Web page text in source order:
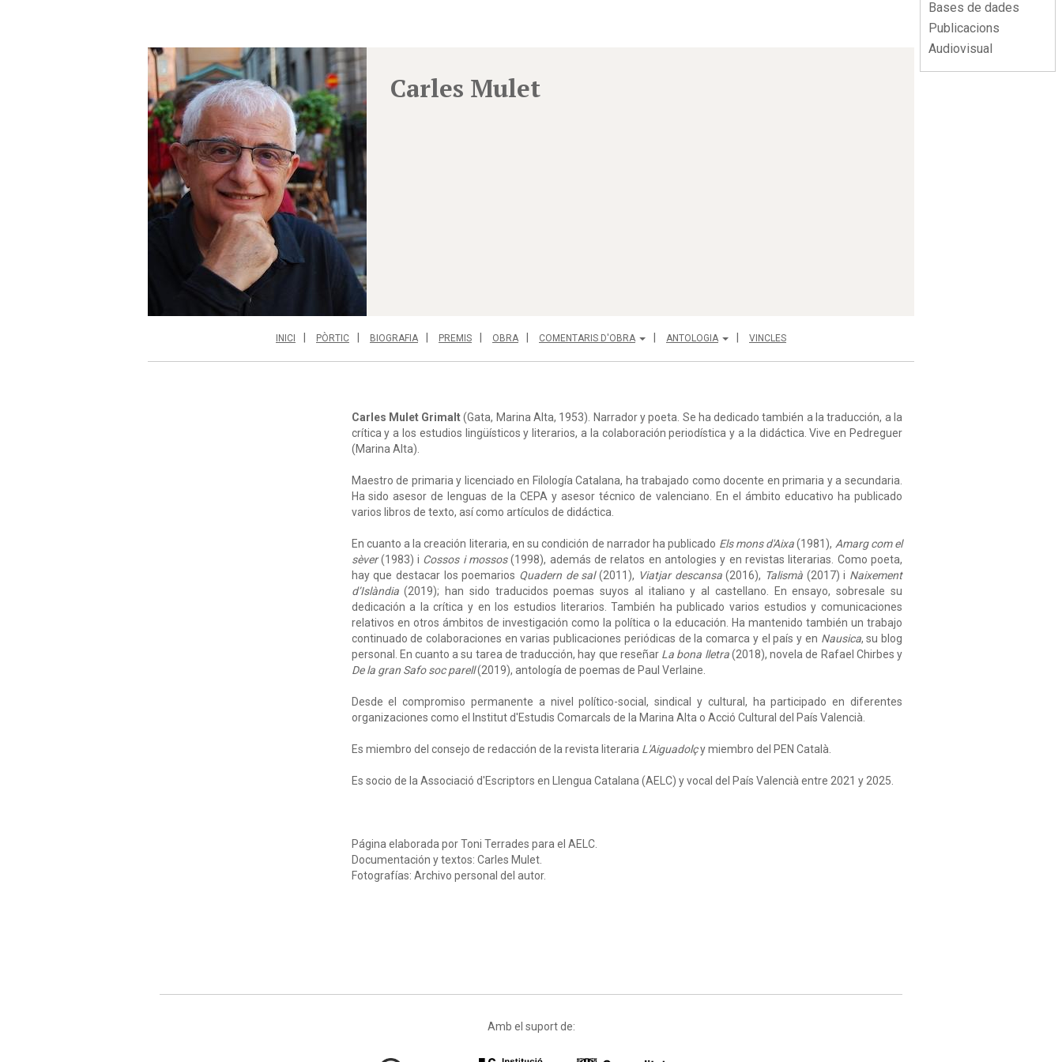
Bases de dades
Publicacions
Audiovisual
Carles Mulet
INICI PÒRTIC BIOGRAFIA PREMIS OBRA COMENTARIS D'OBRA ANTOLOGIA VINCLES
Carles Mulet Grimalt(Gata, Marina Alta, 1953). Narrador y poeta. Se ha dedicado también a la traducción, a la
crítica y a los estudios lingüísticos y literarios, a la colaboración periodística y a la didáctica. Vive en Pedreguer
(Marina Alta).
Maestro de primaria y licenciado en Filología Catalana, ha trabajado como docente en primaria y a secundaria.
Ha sido asesor de lenguas de la CEPA y asesor técnico de valenciano. En el ámbito educativo ha publicado
varios libros de texto, así como artículos de didáctica.
En cuanto a la creación literaria, en su condición de narrador ha publicado Els mons d'Aixa(1981), Amarg com el
sèver(1983) i Cossos i mossos(1998), además de relatos en antologies y en revistas literarias. Como poeta,
hay que destacar los poemarios Quadern de sal(2011), Viatjar descansa(2016), Talismà(2017) i Naixement
d’Islàndia(2019); han sido traducidos poemas suyos al italiano y al castellano. En ensayo, sobresale su
dedicación a la crítica y en los estudios literarios. También ha publicado varios estudios y comunicaciones
relativos en otros ámbitos de investigación como la política o la educación. Ha mantenido también un trabajo
continuado de colaboraciones en varias publicaciones periódicas de la comarca y el país y en Nausica, su blog
personal. En cuanto a su tarea de traducción, hay que reseñar La bona lletra(2018), novela de Rafael Chirbes y
De la gran Safo soc parell(2019), antología de poemas de Paul Verlaine.
Desde el compromiso permanente a nivel político-social, sindical y cultural, ha participado en diferentes
organizaciones como el Institut d'Estudis Comarcals de la Marina Alta o Acció Cultural del País Valencià.
Es miembro del consejo de redacción de la revista literaria L'Aiguadolçy miembro del PEN Català.
Es socio de la Associació d'Escriptors en Llengua Catalana (AELC) y vocal del País Valencià entre 2021 y 2025.
Página elaborada por Toni Terrades para el AELC.
Documentación y textos: Carles Mulet.
Fotografías: Archivo personal del autor.
Amb el suport de: